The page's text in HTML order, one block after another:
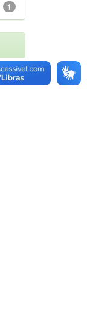
1
1